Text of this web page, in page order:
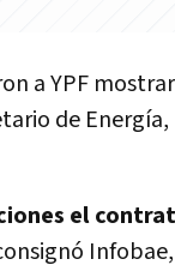
a YPF
de
el